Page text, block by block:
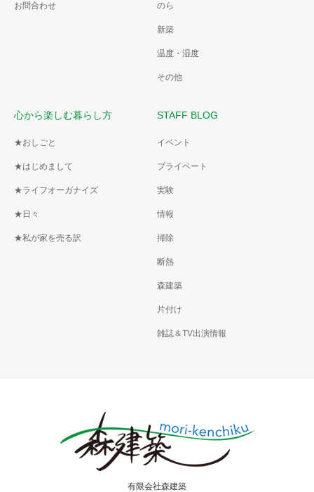
お問合わせ のら
新築
温度・湿度
その他
心から楽しむ暮らし方
★おしごと
★はじめまして
★ライフオーガナイズ
★日々
★私が家を売る訳
STAFF BLOG
イベント
プライベート
実験
情報
掃除
断熱
森建築
片付け
雑誌＆TV出演情報
有限会社森建築